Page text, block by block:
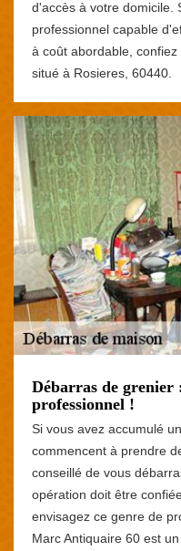
d'accès à votre domicile.
professionnel capable
à coût abordable,
situé à Rosieres, 60440.
Débarras de grenier
professionnel !
Si vous avez accumulé
commencent à prendre
conseillé de vous
opération doit être
envisagez ce genre de
Marc Antiquaire 60 est